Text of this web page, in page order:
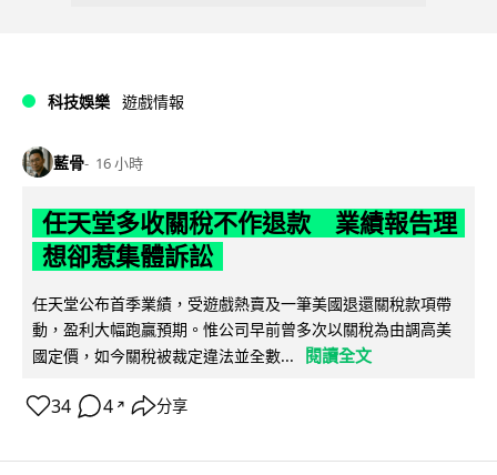
科技娛樂 遊戲情報
藍骨 16 小時
任天堂多收關稅不作退款 業績報告理
想卻惹集體訴訟
任天堂公布首季業績，受遊戲熱賣及一筆美國退還關稅款項帶
動，盈利大幅跑贏預期。惟公司早前曾多次以關稅為由調高美
國定價，如今關稅被裁定違法並全數...
閱讀全文
34 4 ↗ 分享